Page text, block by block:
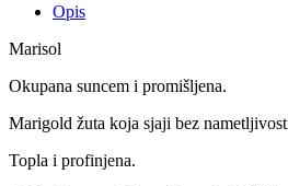
Opis
Marisol
Okupana suncem i promišljena.
Marigold žuta koja sjaji bez
Topla i profinjena.